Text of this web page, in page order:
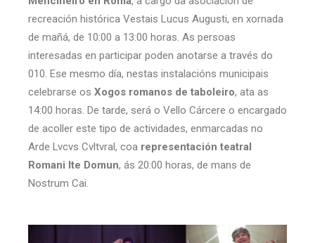
recreación histórica Vestais Lucus Augusti, en xornada
de mañá, de 10:00 a 13:00 horas. As persoas
interesadas en participar poden anotarse a través do
010. Ese mesmo día, nestas instalacións municipais
celebrarse os Xogos romanos de taboleiro, ata as
14:00 horas. De tarde, será o Vello Cárcere o encargado
de acoller este tipo de actividades, enmarcadas no
Arde Lvcvs Cvltvral, coa representación teatral
Romani Ite Domun, ás 20:00 horas, de mans de
Nostrum Cai.